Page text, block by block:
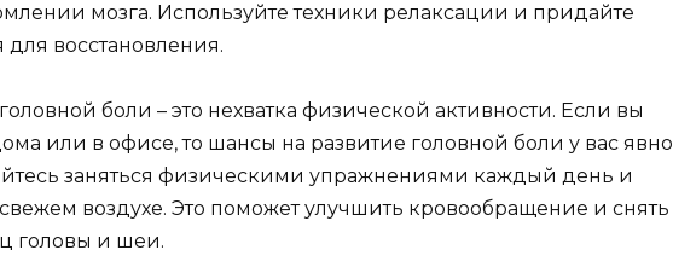
мозга. Используйте техники релаксации и придайте
восстановления.
боли – это нехватка физической активности. Если вы
или в офисе, то шансы на развитие головной боли у вас явно
заняться физическими упражнениями каждый день и
воздухе. Это поможет улучшить кровообращение и снять
головы и шеи.